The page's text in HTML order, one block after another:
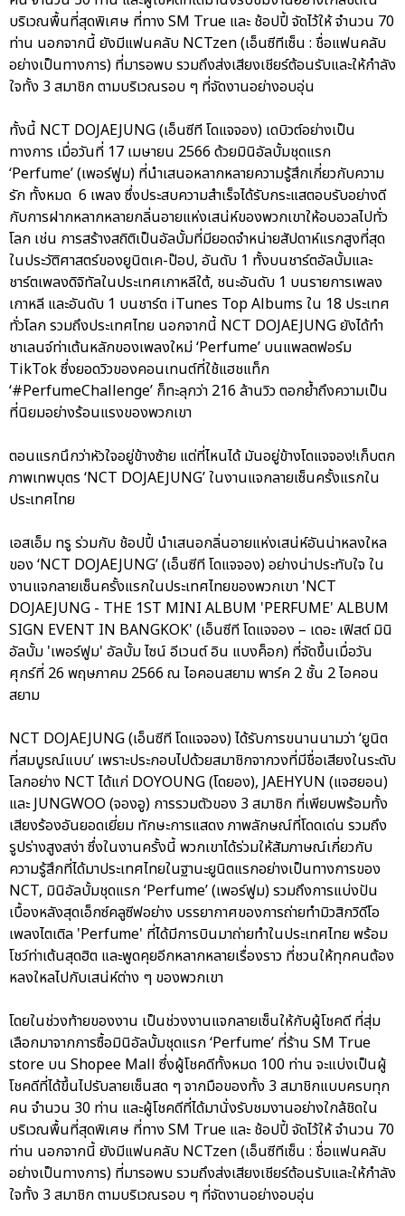
บริเวณพื้นที่สุดพิเศษ ที่ทาง SM True และ ช้อปปี้ จัดไว้ให้ จำนวน 70
ท่าน นอกจากนี้ ยังมีแฟนคลับ NCTzen (เอ็นซีทีเซ็น : ชื่อแฟนคลับ
อย่างเป็นทางการ) ที่มารอพบ รวมถึงส่งเสียงเชียร์ต้อนรับและให้กำลัง
ใจทั้ง 3 สมาชิก ตามบริเวณรอบ ๆ ที่จัดงานอย่างอบอุ่น
ทั้งนี้ NCT DOJAEJUNG (เอ็นซีที โดแจจอง) เดบิวต์อย่างเป็น
ทางการ เมื่อวันที่ 17 เมษายน 2566 ด้วยมินิอัลบั้มชุดแรก
‘Perfume’ (เพอร์ฟูม) ที่นำเสนอหลากหลายความรู้สึกเกี่ยวกับความ
รัก ทั้งหมด 6 เพลง ซึ่งประสบความสำเร็จได้รับกระแสตอบรับอย่างดี
กับการฝากหลากหลายกลิ่นอายแห่งเสน่ห์ของพวกเขาให้อบอวลไปทั่ว
โลก เช่น การสร้างสถิติเป็นอัลบั้มที่มียอดจำหน่ายสัปดาห์แรกสูงที่สุด
ในประวัติศาสตร์ของยูนิตเค-ป๊อป, อันดับ 1 ทั้งบนชาร์ตอัลบั้มและ
ชาร์ตเพลงดิจิทัลในประเทศเกาหลีใต้, ชนะอันดับ 1 บนรายการเพลง
เกาหลี และอันดับ 1 บนชาร์ต iTunes Top Albums ใน 18 ประเทศ
ทั่วโลก รวมถึงประเทศไทย นอกจากนี้ NCT DOJAEJUNG ยังได้ทำ
ชาเลนจ์ท่าเต้นหลักของเพลงใหม่ ‘Perfume’ บนแพลตฟอร์ม
TikTok ซึ่งยอดวิวของคอนเทนต์ที่ใช้แฮชแท็ก
‘#PerfumeChallenge’ ก็ทะลุกว่า 216 ล้านวิว ตอกย้ำถึงความเป็น
ที่นิยมอย่างร้อนแรงของพวกเขา
ตอนแรกนึกว่าหัวใจอยู่ข้างซ้าย แต่ที่ไหนได้ มันอยู่ข้างโดแจจอง!เก็บตก
ภาพเทพบุตร ‘NCT DOJAEJUNG’ ในงานแจกลายเซ็นครั้งแรกใน
ประเทศไทย
เอสเอ็ม ทรู ร่วมกับ ช้อปปี้ นำเสนอกลิ่นอายแห่งเสน่ห์อันน่าหลงใหล
ของ ‘NCT DOJAEJUNG’ (เอ็นซีที โดแจจอง) อย่างน่าประทับใจ ใน
งานแจกลายเซ็นครั้งแรกในประเทศไทยของพวกเขา 'NCT
DOJAEJUNG - THE 1ST MINI ALBUM 'PERFUME' ALBUM
SIGN EVENT IN BANGKOK' (เอ็นซีที โดแจจอง – เดอะ เฟิสต์ มินิ
อัลบั้ม 'เพอร์ฟูม' อัลบั้ม ไซน์ อีเวนต์ อิน แบงค็อก) ที่จัดขึ้นเมื่อวัน
ศุกร์ที่ 26 พฤษภาคม 2566 ณ ไอคอนสยาม พาร์ค 2 ชั้น 2 ไอคอน
สยาม
NCT DOJAEJUNG (เอ็นซีที โดแจจอง) ได้รับการขนานนามว่า ‘ยูนิต
ที่สมบูรณ์แบบ’ เพราะประกอบไปด้วยสมาชิกจากวงที่มีชื่อเสียงในระดับ
โลกอย่าง NCT ได้แก่ DOYOUNG (โดยอง), JAEHYUN (แจฮยอน)
และ JUNGWOO (จองอู) การรวมตัวของ 3 สมาชิก ที่เพียบพร้อมทั้ง
เสียงร้องอันยอดเยี่ยม ทักษะการแสดง ภาพลักษณ์ที่โดดเด่น รวมถึง
รูปร่างสูงสง่า ซึ่งในงานครั้งนี้ พวกเขาได้ร่วมให้สัมภาษณ์เกี่ยวกับ
ความรู้สึกที่ได้มาประเทศไทยในฐานะยูนิตแรกอย่างเป็นทางการของ
NCT, มินิอัลบั้มชุดแรก ‘Perfume’ (เพอร์ฟูม) รวมถึงการแบ่งปัน
เบื้องหลังสุดเอ็กซ์คลูซีฟอย่าง บรรยากาศของการถ่ายทำมิวสิกวิดีโอ
เพลงไตเติล 'Perfume' ที่ได้มีการบินมาถ่ายทำในประเทศไทย พร้อม
โชว์ท่าเต้นสุดฮิต และพูดคุยอีกหลากหลายเรื่องราว ที่ชวนให้ทุกคนต้อง
หลงใหลไปกับเสน่ห์ต่าง ๆ ของพวกเขา
โดยในช่วงท้ายของงาน เป็นช่วงงานแจกลายเซ็นให้กับผู้โชคดี ที่สุ่ม
เลือกมาจากการซื้อมินิอัลบั้มชุดแรก ‘Perfume’ ที่ร้าน SM True
store บน Shopee Mall ซึ่งผู้โชคดีทั้งหมด 100 ท่าน จะแบ่งเป็นผู้
โชคดีที่ได้ขึ้นไปรับลายเซ็นสด ๆ จากมือของทั้ง 3 สมาชิกแบบครบทุก
คน จำนวน 30 ท่าน และผู้โชคดีที่ได้มานั่งรับชมงานอย่างใกล้ชิดใน
บริเวณพื้นที่สุดพิเศษ ที่ทาง SM True และ ช้อปปี้ จัดไว้ให้ จำนวน 70
ท่าน นอกจากนี้ ยังมีแฟนคลับ NCTzen (เอ็นซีทีเซ็น : ชื่อแฟนคลับ
อย่างเป็นทางการ) ที่มารอพบ รวมถึงส่งเสียงเชียร์ต้อนรับและให้กำลัง
ใจทั้ง 3 สมาชิก ตามบริเวณรอบ ๆ ที่จัดงานอย่างอบอุ่น